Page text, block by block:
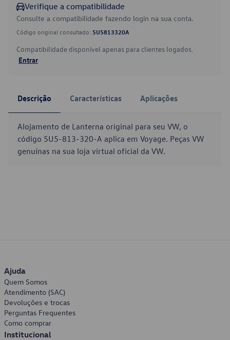
Verifique a compatibilidade
Consulte a compatibilidade fazendo login na sua conta.
Código original consultado: 5U5813320A
Compatibilidade disponível apenas para clientes logados.
Entrar
Descrição Características Aplicações
Alojamento de Lanterna original para seu VW, o
código 5U5-813-320-A aplica em Voyage. Peças VW
genuínas na sua loja virtual oficial da VW.
Ajuda
Quem Somos
Atendimento (SAC)
Devoluções e trocas
Perguntas Frequentes
Como comprar
Institucional